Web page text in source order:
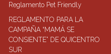
Reglamento Pet Friendly
REGLAMENTO PARA LA
CAMPAÑA “MAMÁ SE
CONSIENTE” DE QUICENTRO
SUR